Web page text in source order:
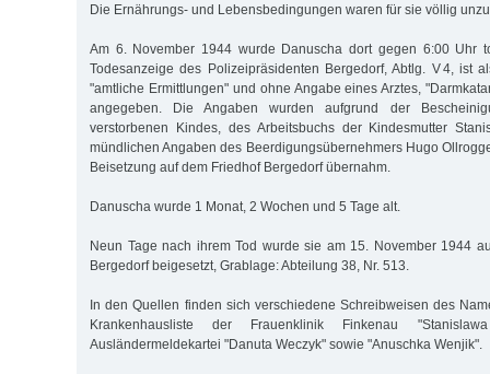
Die Ernährungs- und Lebensbedingungen waren für sie völlig
Am 6. November 1944 wurde Danuscha dort gegen 6:00 Uhr
Todesanzeige des Polizeipräsidenten Bergedorf, Abtlg. V 4, ist
"amtliche Ermittlungen" und ohne Angabe eines Arztes,
angegeben. Die Angaben wurden aufgrund der
verstorbenen Kindes, des Arbeitsbuchs der Kindesmutter
mündlichen Angaben des Beerdigungsübernehmers Hugo
Beisetzung auf dem Friedhof Bergedorf übernahm.
Danuscha wurde 1 Monat, 2 Wochen und 5 Tage alt.
Neun Tage nach ihrem Tod wurde sie am 15. November 1944
Bergedorf beigesetzt, Grablage: Abteilung 38, Nr. 513.
In den Quellen finden sich verschiedene Schreibweisen des
Krankenhausliste der Frauenklinik Finkenau
Ausländermeldekartei "Danuta Weczyk" sowie "Anuschka Wenjik".